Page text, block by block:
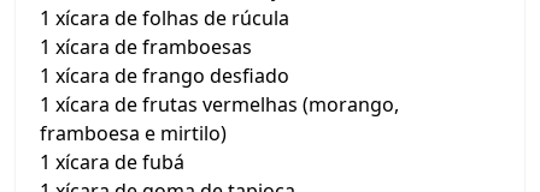
1 xícara de folhas de rúcula
1 xícara de framboesas
1 xícara de frango desfiado
1 xícara de frutas vermelhas (morango,
framboesa e mirtilo)
1 xícara de fubá